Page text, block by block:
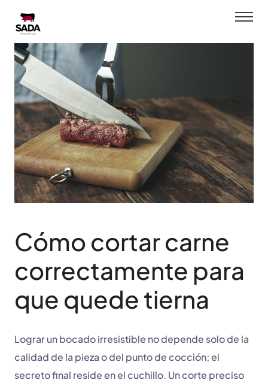
contenido
Cómo cortar carne
correctamente para
que quede tierna
Lograr un bocado irresistible no depende solo de la
calidad de la pieza o del punto de cocción; el
secreto final reside en el cuchillo. Un corte preciso